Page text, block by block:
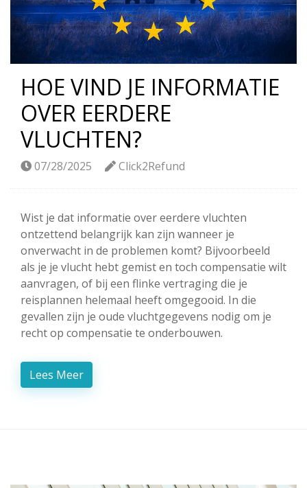
HOE VIND JE INFORMATIE
OVER EERDERE
VLUCHTEN?
07/28/2025 Click2Refund
Wist je dat informatie over eerdere vluchten
ontzettend belangrijk kan zijn wanneer je
onverwacht in de problemen komt? Bijvoorbeeld
als je je vlucht hebt gemist en toch compensatie wilt
aanvragen, of bij een flinke vertraging die je
reisplannen helemaal heeft omgegooid. In die
gevallen zijn je oude vluchtgegevens nodig om je
recht op compensatie te onderbouwen.
Lees Meer